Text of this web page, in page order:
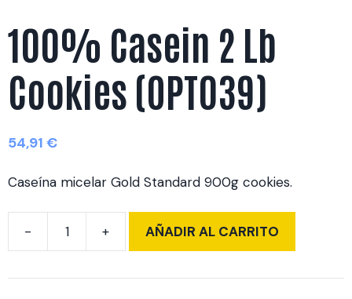
100% Casein 2 Lb
Cookies (OPT039)
54,91 €
Caseína micelar Gold Standard 900g cookies.
100%
2
AÑADIR AL CARRITO